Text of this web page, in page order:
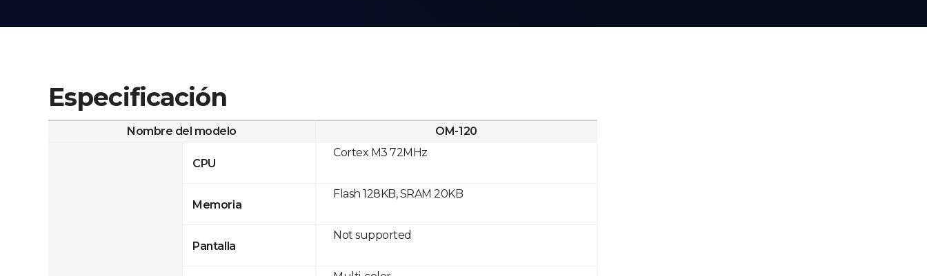
Especificación
Nombre del modelo
CPU
Memoria
Pantalla
OM-120
Cortex M3 72MHz
Flash 128KB, SRAM 20KB
Not supported